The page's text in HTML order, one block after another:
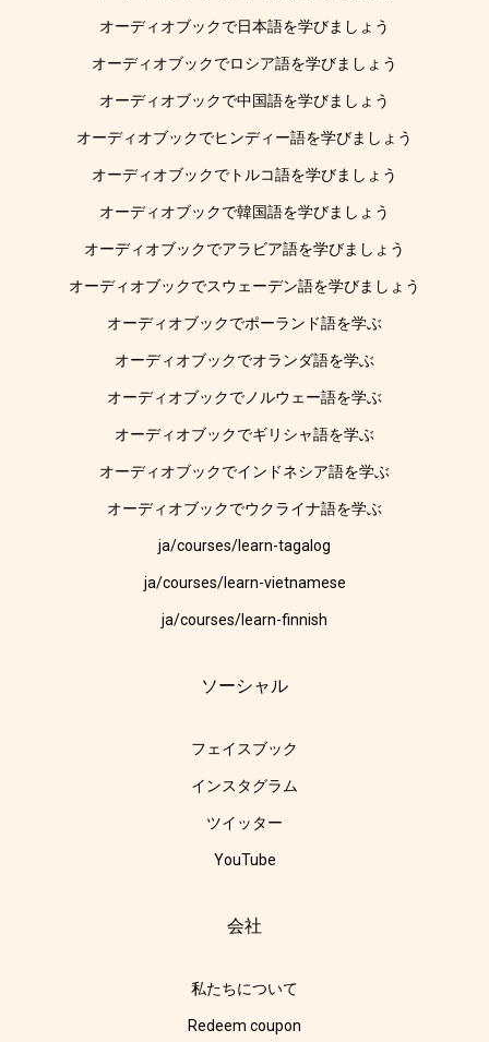
オーディオブックで日本語を学びましょう
オーディオブックでロシア語を学びましょう
オーディオブックで中国語を学びましょう
オーディオブックでヒンディー語を学びましょう
オーディオブックでトルコ語を学びましょう
オーディオブックで韓国語を学びましょう
オーディオブックでアラビア語を学びましょう
オーディオブックでスウェーデン語を学びましょう
オーディオブックでポーランド語を学ぶ
オーディオブックでオランダ語を学ぶ
オーディオブックでノルウェー語を学ぶ
オーディオブックでギリシャ語を学ぶ
オーディオブックでインドネシア語を学ぶ
オーディオブックでウクライナ語を学ぶ
ja/courses/learn-tagalog
ja/courses/learn-vietnamese
ja/courses/learn-finnish
ソーシャル
フェイスブック
インスタグラム
ツイッター
YouTube
会社
私たちについて
Redeem coupon